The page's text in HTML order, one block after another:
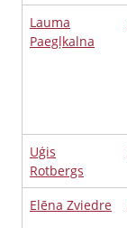
Lauma
Paegļkalna
Uģis
Rotbergs
Elēna Zviedre